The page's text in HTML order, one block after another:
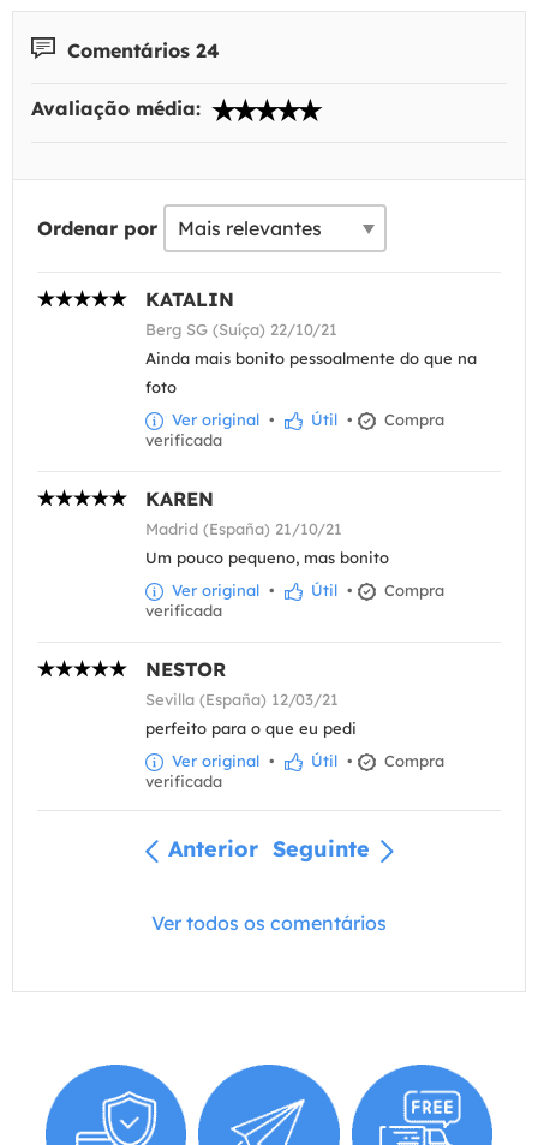
Comentários 24
Avaliação média:
Ordenar por
KATALIN
Berg SG (Suíça) 22/10/21
Ainda mais bonito pessoalmente do que na
foto
Ver original • Útil •
Compra
verificada
KAREN
Madrid (España) 21/10/21
Um pouco pequeno, mas bonito
Ver original • Útil •
Compra
verificada
NESTOR
Sevilla (España) 12/03/21
perfeito para o que eu pedi
Ver original • Útil •
Compra
verificada
Anterior Seguinte
Ver todos os comentários